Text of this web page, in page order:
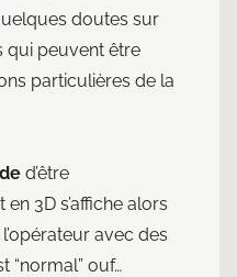
doutes sur
qui peuvent être
particulières de la
d’être
3D s’affiche alors
avec des
“normal” ouf…